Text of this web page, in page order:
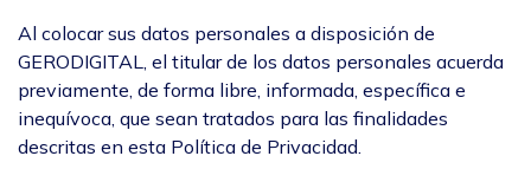
Al colocar sus datos personales a disposición de
GERODIGITAL, el titular de los datos personales acuerda
previamente, de forma libre, informada, específica e
inequívoca, que sean tratados para las finalidades
descritas en esta Política de Privacidad.